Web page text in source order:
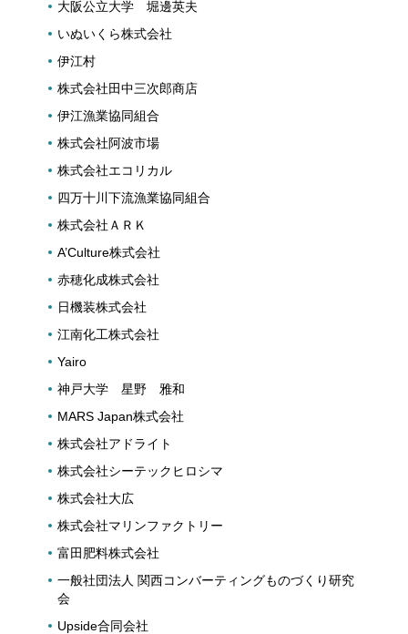
大阪公立大学 堀邊英夫
いぬいくら株式会社
伊江村
株式会社田中三次郎商店
伊江漁業協同組合
株式会社阿波市場
株式会社エコリカル
四万十川下流漁業協同組合
株式会社ＡＲＫ
A’Culture株式会社
赤穂化成株式会社
日機装株式会社
江南化工株式会社
Yairo
神戸大学 星野 雅和
MARS Japan株式会社
株式会社アドライト
株式会社シーテックヒロシマ
株式会社大広
株式会社マリンファクトリー
富田肥料株式会社
一般社団法人 関西コンバーティングものづくり研究
会
Upside合同会社